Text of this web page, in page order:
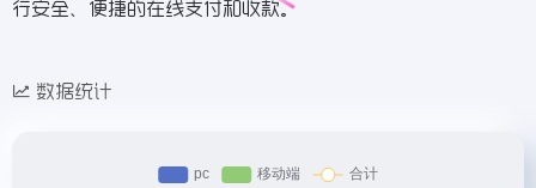
行安全、便捷的在线支付和收款。
数据统计